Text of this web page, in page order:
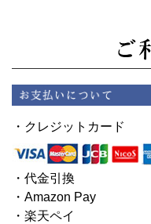
・クレジットカード
・代金引換
・Amazon Pay
・楽天ペイ